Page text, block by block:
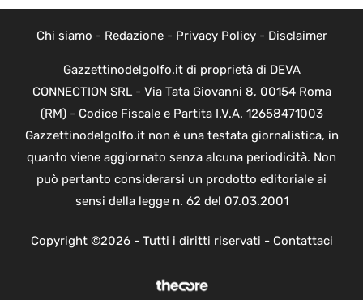
Chi siamo - Redazione- Privacy Policy- Disclaimer
Gazzettinodelgolfo.it di proprietà di DEVA
CONNECTION SRL - Via Tata Giovanni 8, 00154 Roma
(RM) - Codice Fiscale e Partita I.V.A. 12658471003
Gazzettinodelgolfo.it non è una testata giornalistica, in
quanto viene aggiornato senza alcuna periodicità. Non
può pertanto considerarsi un prodotto editoriale ai
sensi della legge n. 62 del 07.03.2001
Copyright ©2026 - Tutti i diritti riservati - Contattaci